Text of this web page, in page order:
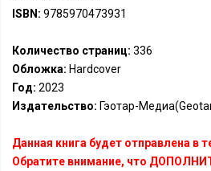
ISBN: 9785970473931
Количество страниц: 336
Обложка: Hardcover
Год: 2023
Издательство: Гэотар-
Данная книга будет отправлена в
Обратите внимание, что